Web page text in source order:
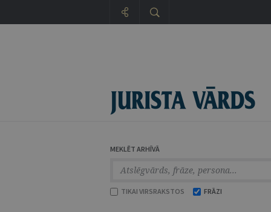
MEKLĒT ARHĪVĀ
TIKAI VIRSRAKSTOS FRĀZI